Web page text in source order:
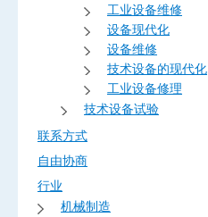
工业设备维修
设备现代化
设备维修
技术设备的现代化
工业设备修理
技术设备试验
联系方式
自由协商
行业
机械制造